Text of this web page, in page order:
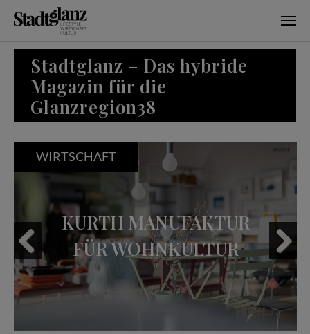
Skip to main content
Stadtglanz – Das hybride
Magazin für die
Glanzregion38
WIRTSCHAFT
KURTH MANUFAKTUR
FÜR WOHNKULTUR
Previous Next